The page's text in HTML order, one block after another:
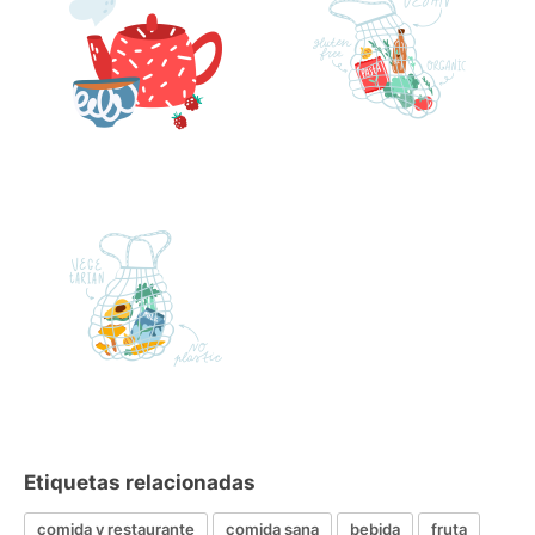
Etiquetas relacionadas
comida y restaurante comida sana bebida fruta